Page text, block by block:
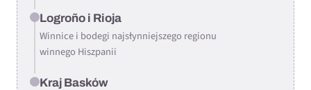
Logroño i Rioja
Winnice i bodegi najsłynniejszego regionu
winnego Hiszpanii
Kraj Basków